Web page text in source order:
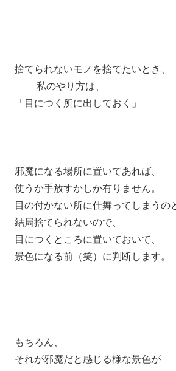
捨てられないモノを捨てたいとき、
私のやり方は、
「目につく所に出しておく」
邪魔になる場所に置いてあれば、
使うか手放すかしか有りません。
目の付かない所に仕舞ってしまうの
結局捨てられないので、
目につくところに置いておいて、
景色になる前（笑）に判断します。
もちろん、
それが邪魔だと感じる様な景色が